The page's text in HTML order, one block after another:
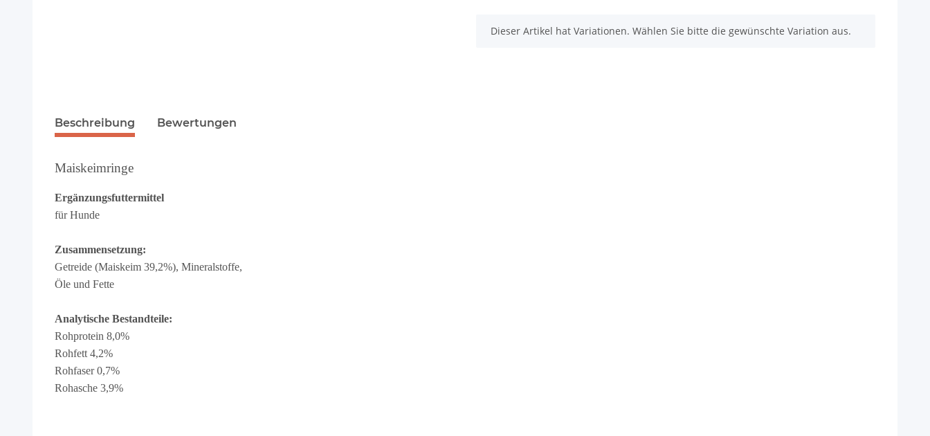
x
Dieser Artikel hat Variationen. Wählen Sie bitte die gewünschte Variation aus.
Beschreibung Bewertungen
Maiskeimringe
Ergänzungsfuttermittel
für Hunde
Zusammensetzung:
Getreide (Maiskeim 39,2%), Mineralstoffe,
Öle und Fette
Analytische Bestandteile:
Rohprotein 8,0%
Rohfett 4,2%
Rohfaser 0,7%
Rohasche 3,9%